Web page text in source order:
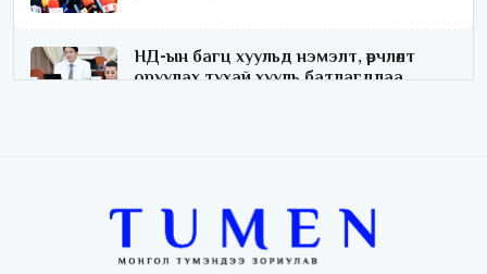
НД-ын багц хуульд нэмэлт, өөрчлөлт
оруулах тухай хууль батлагдлаа
хяналт тавина
Admin 2026-07-02 09:10:46